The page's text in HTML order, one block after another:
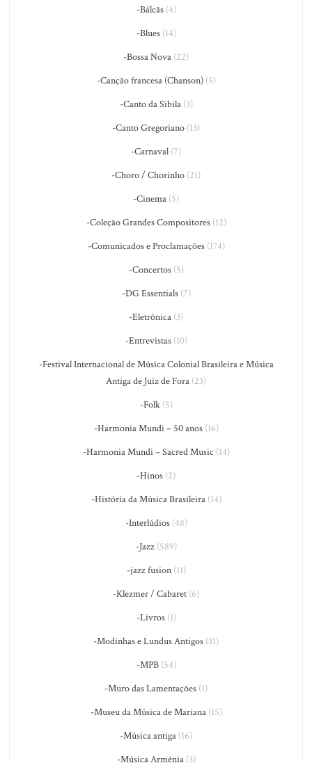
-Bálcãs(4)
-Blues(14)
-Bossa Nova (22)
-Canção francesa (Chanson)(5)
-Canto da Sibila(3)
-Canto Gregoriano (13)
-Carnaval (7)
-Choro / Chorinho (21)
-Cinema (5)
-Coleção Grandes Compositores(12)
-Comunicados e Proclamações(174)
-Concertos(5)
-DG Essentials(7)
-Eletrônica (3)
-Entrevistas(10)
-Festival Internacional de Música Colonial Brasileira e Música
Antiga de Juiz de Fora (23)
-Folk(5)
-Harmonia Mundi – 50 anos(16)
-Harmonia Mundi – Sacred Music (14)
-Hinos (2)
-História da Música Brasileira(14)
-Interlúdios(48)
-Jazz(589)
-jazz fusion(11)
-Klezmer / Cabaret (6)
-Livros(1)
-Modinhas e Lundus Antigos (31)
-MPB(54)
-Muro das Lamentações (1)
-Museu da Música de Mariana(15)
-Música antiga (16)
-Música Armênia(3)